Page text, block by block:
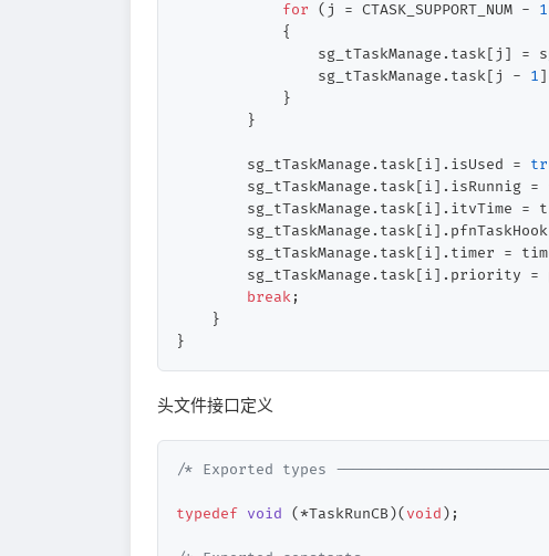
for (j = CTASK_SUPPORT_NUM - 1
{
sg_tTaskManage.task[j] =
sg_tTaskManage.task[j - 1
}
}
sg_tTaskManage.task[i].isUsed =
sg_tTaskManage.task[i].isRunnig =
sg_tTaskManage.task[i].itvTime =
sg_tTaskManage.task[i].pfnTaskHook
sg_tTaskManage.task[i].timer =
sg_tTaskManage.task[i].priority =
break;
}
}
头文件接口定义
/* Exported types
typedef void (*TaskRunCB)( void ) ;